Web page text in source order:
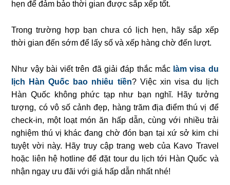
hẹn để đảm bảo thời gian được sắp xếp tốt.
Trong trường hợp bạn chưa có lịch hẹn, hãy sắp xếp
thời gian đến sớm để lấy số và xếp hàng chờ đến lượt.
Như vậy bài viết trên đã giải đáp thắc mắc làm visa du
lịch Hàn Quốc bao nhiêu tiền? Việc xin visa du lịch
Hàn Quốc không phức tạp như bạn nghĩ. Hãy tưởng
tượng, có vô số cảnh đẹp, hàng trăm địa điểm thú vị để
check-in, một loạt món ăn hấp dẫn, cùng với nhiều trải
nghiệm thú vị khác đang chờ đón bạn tại xứ sở kim chi
tuyệt vời này. Hãy truy cập trang web của Kavo Travel
hoặc liên hệ hotline để đặt tour du lịch tới Hàn Quốc và
nhận ngay ưu đãi với giá hấp dẫn nhất nhé!